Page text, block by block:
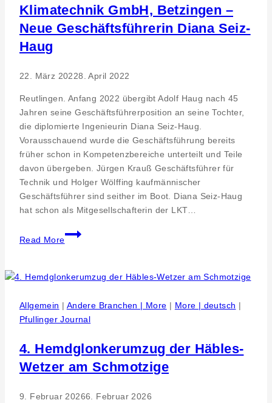
Klimatechnik GmbH, Betzingen –
Neue Geschäftsführerin Diana Seiz-
Haug
22. März 20228. April 2022
Reutlingen. Anfang 2022 übergibt Adolf Haug nach 45
Jahren seine Geschäftsführerposition an seine Tochter,
die diplomierte Ingenieurin Diana Seiz-Haug.
Vorausschauend wurde die Geschäftsführung bereits
früher schon in Kompetenzbereiche unterteilt und Teile
davon übergeben. Jürgen Krauß Geschäftsführer für
Technik und Holger Wölffing kaufmännischer
Geschäftsführer sind seither im Boot. Diana Seiz-Haug
hat schon als Mitgesellschafterin der LKT…
Read More
Strategieberatung.
LKT
und
GmbH,
Betzingen
Neue
Geschäftsführerin
Diana
Haug
Allgemein | Andere Branchen | More | More | deutsch |
Pfullinger Journal
4. Hemdglonkerumzug der Häbles-
Wetzer am Schmotzige
9. Februar 20266. Februar 2026